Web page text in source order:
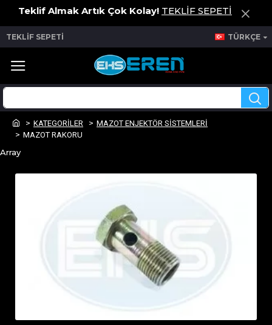
Teklif Almak Artık Çok Kolay! TEKLİF SEPETİ
TEKLİF SEPETİ TÜRKÇE
KATEGORİLER
MAZOT ENJEKTÖR SİSTEMLERİ
MAZOT RAKORU
Array